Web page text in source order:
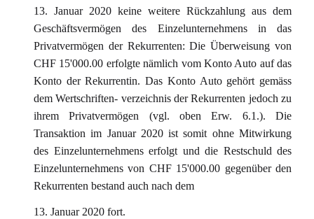
13. Januar 2020 keine weitere Rückzahlung aus dem
Geschäftsvermögen des Einzelunternehmens in das
Privatvermögen der Rekurrenten: Die Überweisung von
CHF 15'000.00 erfolgte nämlich vom Konto Auto auf das
Konto der Rekurrentin. Das Konto Auto gehört gemäss
dem Wertschriften- verzeichnis der Rekurrenten jedoch zu
ihrem Privatvermögen (vgl. oben Erw. 6.1.). Die
Transaktion im Januar 2020 ist somit ohne Mitwirkung
des Einzelunternehmens erfolgt und die Restschuld des
Einzelunternehmens von CHF 15'000.00 gegenüber den
Rekurrenten bestand auch nach dem
13. Januar 2020 fort.